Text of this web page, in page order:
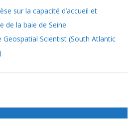
sur la capacité d’accueil et
de la baie de Seine
Geospatial Scientist (South Atlantic